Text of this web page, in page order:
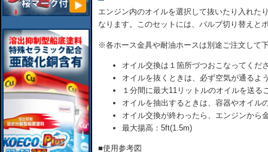
エンジン内のオイルを選択して抜いたり入れた
なります。このセットには、バルブ切り替えと
※各ホース金具や耐油ホースは別途ご注文して
オイル交換は１箇所づつおこなってくだ
オイルを抜くときは、必ず空気が通るよ
１分間に最大11リットルのオイルを送る
オイルを抽出するときは、容器やオイル
オイル交換が終わったら、エンジンから
最大揚高：5ft(1.5m)
■使用参考図